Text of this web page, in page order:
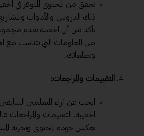
تحقق من المحتوى المتوفر في
ذلك الدروس والأدوات والمشاريع
تأكد من أن الحقيبة تقدم
من المعلومات التي تتناسب مع
وتطلعاتك.
التقييمات والمراجعات:
ابحث عن آراء المتعلمين
الحقيبة. التقييمات والمراجعات
تعكس جودة المحتوى وتجربة